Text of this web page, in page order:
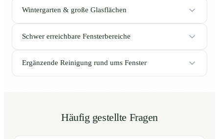
Wintergarten & große Glasflächen
Schwer erreichbare Fensterbereiche
Ergänzende Reinigung rund ums Fenster
Häufig gestellte Fragen